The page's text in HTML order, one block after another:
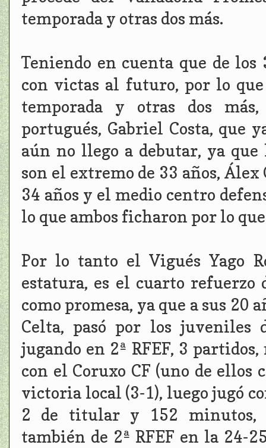
temporada y otras dos más.
Teniendo en cuenta que de
con victas al futuro, por lo
temporada y otras dos
portugués, Gabriel Costa, que
aún no llego a debutar, ya
son el extremo de 33 años,
34 años y el medio centro
lo que ambos ficharon por lo
Por lo tanto el Vigués Yago
estatura, es el cuarto refuerzo
como promesa, ya que a sus 20
Celta, pasó por los juveniles
jugando en 2ª RFEF, 3
con el Coruxo CF (uno de ellos
victoria local (3-1), luego jugó
2 de titular y 152 minutos,
también de 2ª RFEF en la 24-